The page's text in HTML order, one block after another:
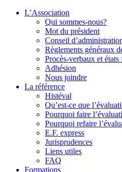
L’Association
Qui sommes-nous?
Mot du président
Conseil
Règlements généraux
Procès-verbaux et états
Adhésion
Nous joindre
La référence
Histéval
Qu’est-ce que
Pourquoi faire
Pourquoi refaire
E.F. express
Jurisprudences
Liens utiles
FAQ
Formations